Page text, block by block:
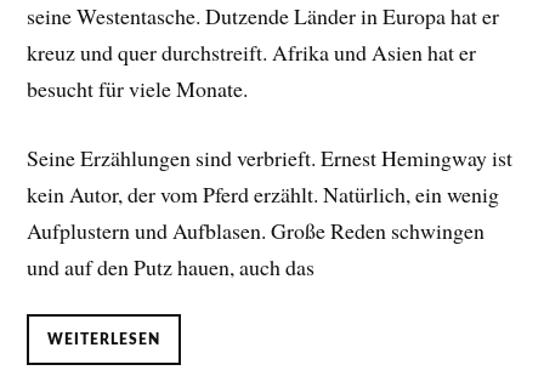
seine Westentasche. Dutzende Länder in Europa hat er
kreuz und quer durchstreift. Afrika und Asien hat er
besucht für viele Monate.
Seine Erzählungen sind verbrieft. Ernest Hemingway ist
kein Autor, der vom Pferd erzählt. Natürlich, ein wenig
Aufplustern und Aufblasen. Große Reden schwingen
und auf den Putz hauen, auch das
WEITERLESEN